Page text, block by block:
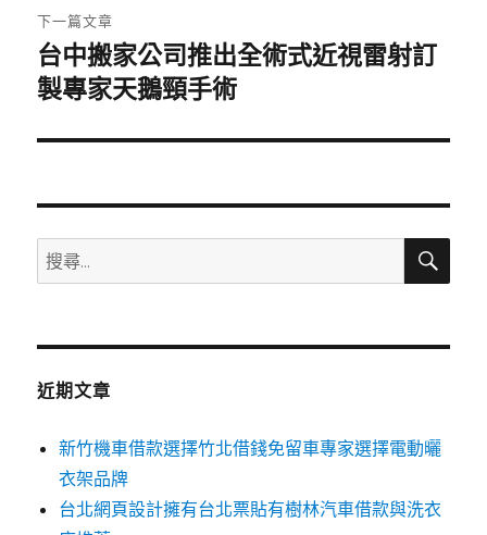
章:
下一篇文章
下
一
文
台中搬家公司推出全術式近視雷射訂
製專家天鵝頸手術
搜
尋
鍵
搜
近期文章
新竹機車借款選擇竹北借錢免留車專家選擇電動曬
衣架品牌
台北網頁設計擁有台北票貼有樹林汽車借款與洗衣